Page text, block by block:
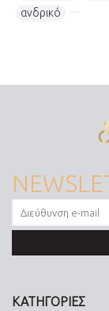
ανδρικό
ΚΑΤΗΓΟΡΙΕΣ